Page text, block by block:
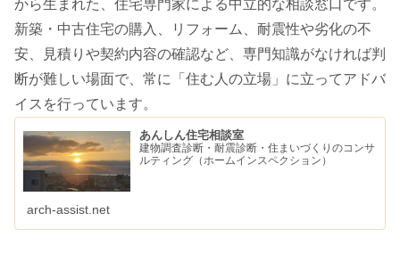
から生まれた、住宅専門家による中立的な相談窓口です。
新築・中古住宅の購入、リフォーム、耐震性や劣化の不
安、見積りや契約内容の確認など、専門知識がなければ判
断が難しい場面で、常に「住む人の立場」に立ってアドバ
イスを行っています。
あんしん住宅相談室
建物調査診断・耐震診断・住まいづくりのコンサ
ルティング（ホームインスペクション）
arch-assist.net